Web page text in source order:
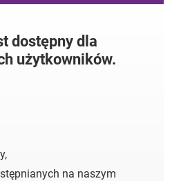
dostępny dla
użytkowników.
na naszym